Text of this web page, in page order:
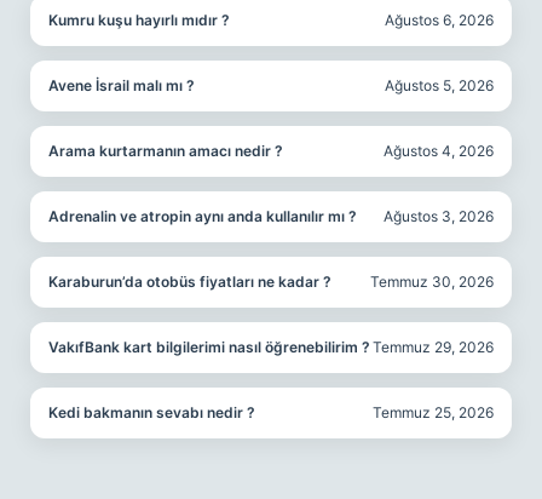
Kumru kuşu hayırlı mıdır ? Ağustos 6, 2026
Avene İsrail malı mı ? Ağustos 5, 2026
Arama kurtarmanın amacı nedir ? Ağustos 4, 2026
Adrenalin ve atropin aynı anda kullanılır mı ? Ağustos 3, 2026
Karaburun’da otobüs fiyatları ne kadar ? Temmuz 30, 2026
VakıfBank kart bilgilerimi nasıl öğrenebilirim ? Temmuz 29, 2026
Kedi bakmanın sevabı nedir ? Temmuz 25, 2026